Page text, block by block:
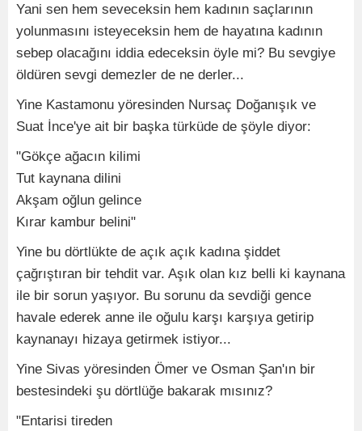
Yani sen hem seveceksin hem kadının saçlarının
yolunmasını isteyeceksin hem de hayatına kadının
sebep olacağını iddia edeceksin öyle mi? Bu sevgiye
öldüren sevgi demezler de ne derler...
Yine Kastamonu yöresinden Nursaç Doğanışık ve
Suat İnce'ye ait bir başka türküde de şöyle diyor:
"Gökçe ağacın kilimi
Tut kaynana dilini
Akşam oğlun gelince
Kırar kambur belini"
Yine bu dörtlükte de açık açık kadına şiddet
çağrıştıran bir tehdit var. Aşık olan kız belli ki kaynana
ile bir sorun yaşıyor. Bu sorunu da sevdiği gence
havale ederek anne ile oğulu karşı karşıya getirip
kaynanayı hizaya getirmek istiyor...
Yine Sivas yöresinden Ömer ve Osman Şan'ın bir
bestesindeki şu dörtlüğe bakarak mısınız?
"Entarisi tireden